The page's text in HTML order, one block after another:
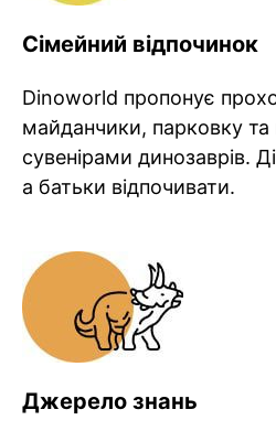
Сімейний відпочинок
Dinoworld пропонує
майданчики, парковку та
сувенірами динозаврів.
а батьки відпочивати.
Джерело знань